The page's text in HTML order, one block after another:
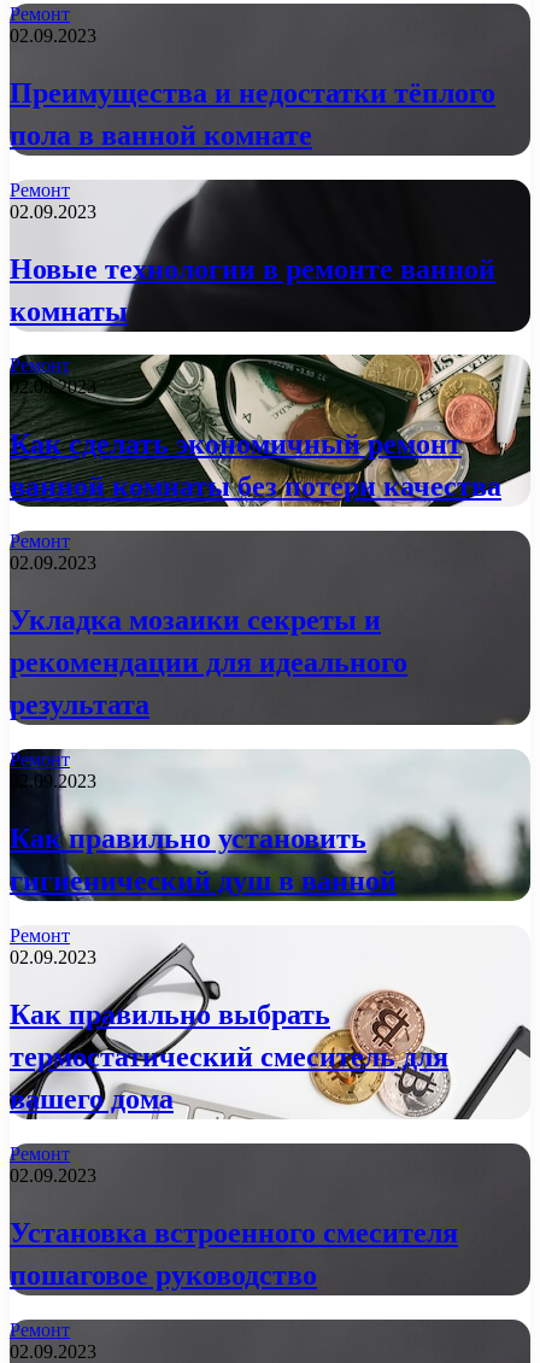
Ремонт
02.09.2023
Преимущества и недостатки тёплого
пола в ванной комнате
Ремонт
02.09.2023
Новые технологии в ремонте ванной
комнаты
Ремонт
02.09.2023
Как сделать экономичный ремонт
ванной комнаты без потери качества
Ремонт
02.09.2023
Укладка мозаики секреты и
рекомендации для идеального
результата
Ремонт
02.09.2023
Как правильно установить
гигиенический душ в ванной
Ремонт
02.09.2023
Как правильно выбрать
термостатический смеситель для
вашего дома
Ремонт
02.09.2023
Установка встроенного смесителя
пошаговое руководство
Ремонт
02.09.2023